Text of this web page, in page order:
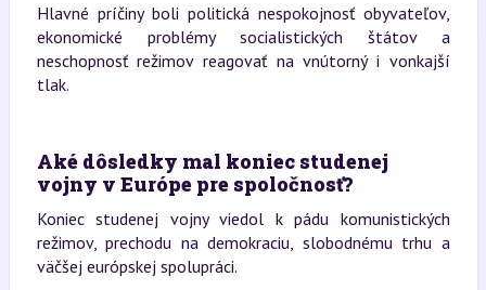
Hlavné príčiny boli politická nespokojnosť obyvateľov,
ekonomické problémy socialistických štátov a
neschopnosť režimov reagovať na vnútorný i vonkajší
tlak.
Aké dôsledky mal koniec studenej
vojny v Európe pre spoločnosť?
Koniec studenej vojny viedol k pádu komunistických
režimov, prechodu na demokraciu, slobodnému trhu a
väčšej európskej spolupráci.